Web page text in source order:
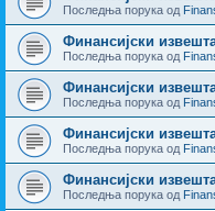
Последња порука од
Финансијски
Последња порука од
Финансијски
Последња порука од
Финансијски
Последња порука од
Финансијски
Последња порука од